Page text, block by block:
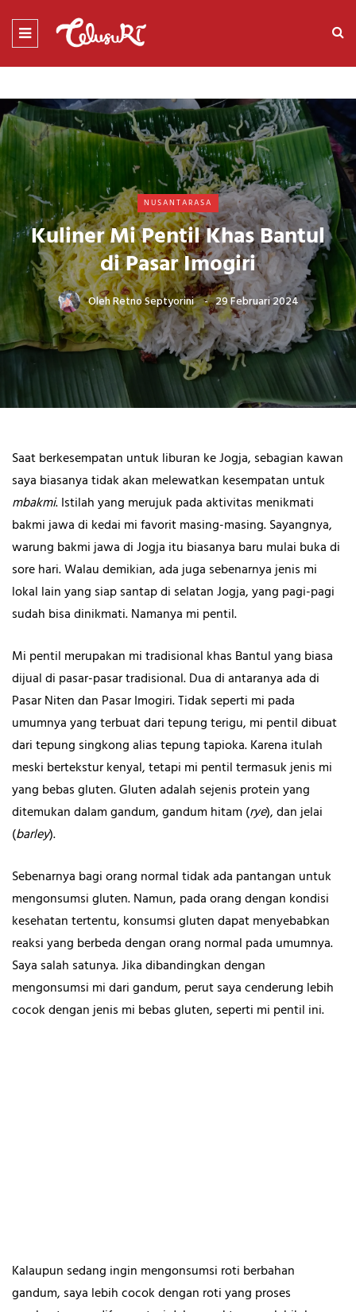
NUSANTARASA
Kuliner Mi Pentil Khas Bantul
di Pasar Imogiri
OlehRetno Septyorini 29 Februari 2024
Saat berkesempatan untuk liburan ke Jogja, sebagian kawan
saya biasanya tidak akan melewatkan kesempatan untuk
mbakmi. Istilah yang merujuk pada aktivitas menikmati
bakmi jawa di kedai mi favorit masing-masing. Sayangnya,
warung bakmi jawa di Jogja itu biasanya baru mulai buka di
sore hari. Walau demikian, ada juga sebenarnya jenis mi
lokal lain yang siap santap di selatan Jogja, yang pagi-pagi
sudah bisa dinikmati. Namanya mi pentil.
Mi pentil merupakan mi tradisional khas Bantul yang biasa
dijual di pasar-pasar tradisional. Dua di antaranya ada di
Pasar Niten dan Pasar Imogiri. Tidak seperti mi pada
umumnya yang terbuat dari tepung terigu, mi pentil dibuat
dari tepung singkong alias tepung tapioka. Karena itulah
meski bertekstur kenyal, tetapi mi pentil termasuk jenis mi
yang bebas gluten. Gluten adalah sejenis protein yang
ditemukan dalam gandum, gandum hitam (rye), dan jelai
(barley).
Sebenarnya bagi orang normal tidak ada pantangan untuk
mengonsumsi gluten. Namun, pada orang dengan kondisi
kesehatan tertentu, konsumsi gluten dapat menyebabkan
reaksi yang berbeda dengan orang normal pada umumnya.
Saya salah satunya. Jika dibandingkan dengan
mengonsumsi mi dari gandum, perut saya cenderung lebih
cocok dengan jenis mi bebas gluten, seperti mi pentil ini.
Kalaupun sedang ingin mengonsumsi roti berbahan
gandum, saya lebih cocok dengan roti yang proses